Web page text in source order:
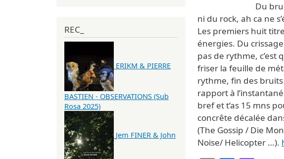
Du
ni du rock, ah ca ne
Les premiers huit
énergies. Du
pas de rythme, c’est
friser la feuille de
rythme, fin des
rapport à
bref et t’as 15 mns
concrête décalée
(The Gossip / Die
Noise/ Helicopter …).
REC_
ERIKM & PIERRE
BASTIEN - OBSERVATIONS (Sub
Rosa 2025)
Jem FINER & John